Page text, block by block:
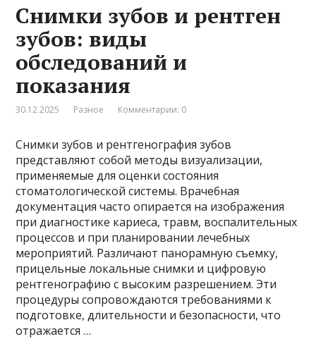
Снимки зубов и рентген
зубов: виды
обследований и
показания
30.12.2025 Разное Комментарии: 0
Снимки зубов и рентгенография зубов
представляют собой методы визуализации,
применяемые для оценки состояния
стоматологической системы. Врачебная
документация часто опирается на изображения
при диагностике кариеса, травм, воспалительных
процессов и при планировании лечебных
мероприятий. Различают панорамную съемку,
прицельные локальные снимки и цифровую
рентгенографию с высоким разрешением. Эти
процедуры сопровождаются требованиями к
подготовке, длительности и безопасности, что
отражается …